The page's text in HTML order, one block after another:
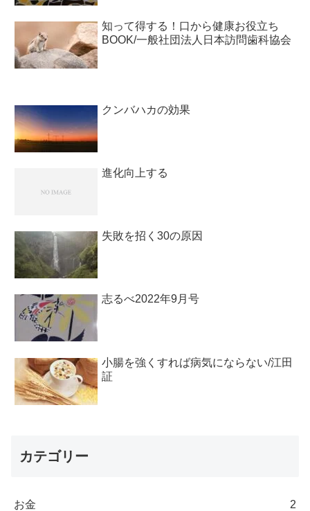
知って得する！口から健康お役立ち
BOOK/一般社団法人日本訪問歯科協会￼
クンバハカの効果
進化向上する
失敗を招く30の原因
志るべ2022年9月号
小腸を強くすれば病気にならない/江田
証
カテゴリー
お金 2